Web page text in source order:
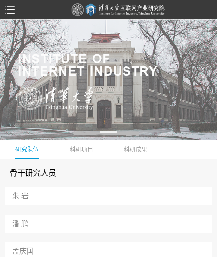
研究队伍 科研项目 科研成果
骨干研究人员
朱 岩
潘 鹏
孟庆国